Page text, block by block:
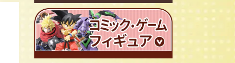
超合金・DX超合金